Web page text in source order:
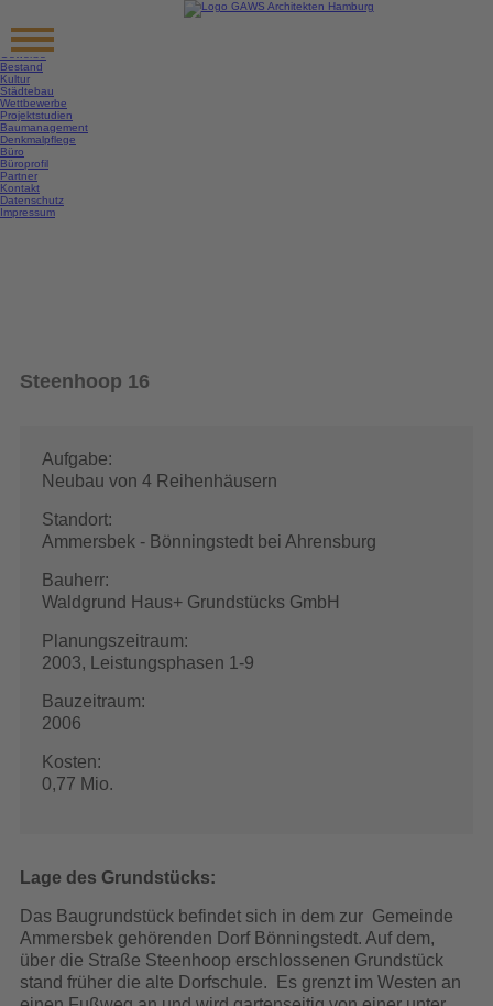
Alle
Wohnen
Gewerbe
Bestand
Kultur
Städtebau
Wettbewerbe
Projektstudien
Baumanagement
Denkmalpflege
Büro
Büroprofil
Partner
Kontakt
Datenschutz
Impressum
Steenhoop 16
Aufgabe:
Neubau von 4 Reihenhäusern
Standort:
Ammersbek - Bönningstedt bei Ahrensburg
Bauherr:
Waldgrund Haus+ Grundstücks GmbH
Planungszeitraum:
2003, Leistungsphasen 1-9
Bauzeitraum:
2006
Kosten:
0,77 Mio.
Lage des Grundstücks:
Das Baugrundstück befindet sich in dem zur Gemeinde
Ammersbek gehörenden Dorf Bönningstedt. Auf dem,
über die Straße Steenhoop erschlossenen Grundstück
stand früher die alte Dorfschule. Es grenzt im Westen an